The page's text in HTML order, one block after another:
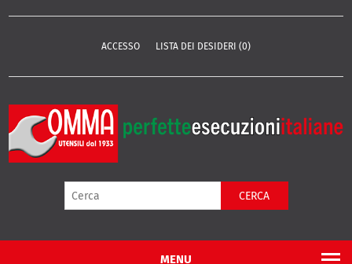
ACCESSO LISTA DEI DESIDERI (0)
CERCA
MENU